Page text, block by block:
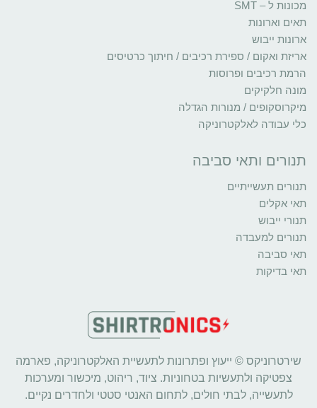
מכונות ל – SMT
תאים וארונות
ארונות ייבוש
אריזת ואקום / ספירת רכיבים / חיתוך כרטיסים
הרמת רכיבים ופרוסות
מונה חלקיקים
מיקרוסקופים / מנורות הגדלה
כלי עבודה לאלקטרוניקה
תנורים ותאי סביבה
תנורים תעשייתיים
תאי אקלים
תנורי ייבוש
תנורים למעבדה
תאי סביבה
תאי בדיקות
שירטרוניקס © ייעוץ ופתרונות לתעשיית האלקטרוניקה, פארמה
צפטיקה ולתעשיות בטחוניות. ציוד, ריהוט, מיכשור ומערכות
לתעשייה, לבתי חולים, לתחום האנטי סטטי ולחדרים נקיים.